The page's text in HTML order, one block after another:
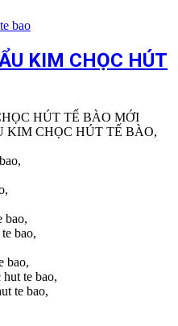
KIM CHỌC HÚT
HÚT TẾ BÀO MỚI
KIM CHỌC HÚT TẾ BÀO,
bao,
bao,
bao,
te bao,
te bao,